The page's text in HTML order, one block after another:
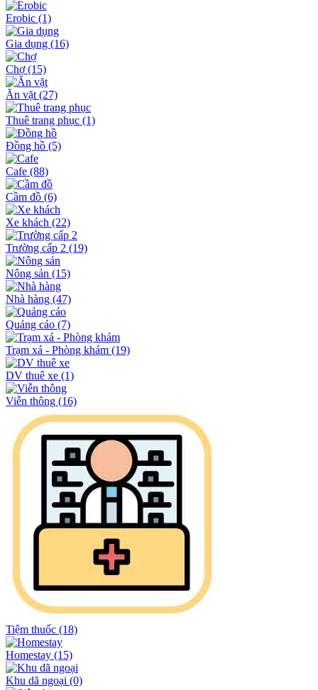
Erobic (1)
Gia dụng (16)
Chợ(15)
Ăn vặt (27)
Thuê trang phục (1)
Đồng hồ (5)
Cafe (88)
Cầm đồ (6)
Xe khách (22)
Trường cấp 2 (19)
Nông sản (15)
Nhà hàng (47)
Quảng cáo (7)
Trạm xá - Phòng khám (19)
DV thuê xe (1)
Viễn thông (16)
Tiệm thuốc (18)
Homestay (15)
Khu dã ngoại (0)